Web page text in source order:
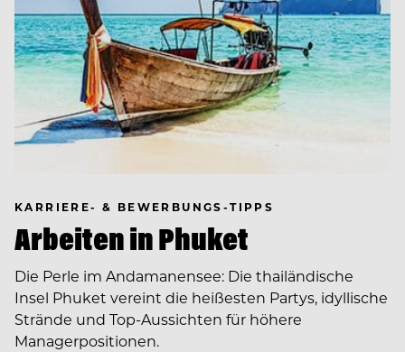
KARRIERE- & BEWERBUNGS-TIPPS
Arbeiten in Phuket
Die Perle im Andamanensee: Die thailändische
Insel Phuket vereint die heißesten Partys, idyllische
Strände und Top-Aussichten für höhere
Managerpositionen.